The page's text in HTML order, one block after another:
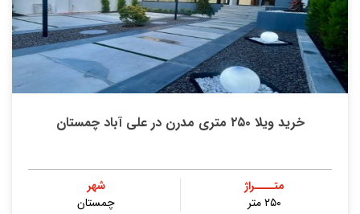
خرید ویلا ۲۵۰ متری مدرن در علی آباد چمستان
متــــراژ
۲۵۰ متر
شهر
چمستان